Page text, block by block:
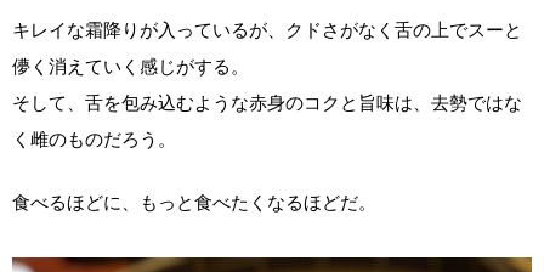
キレイな霜降りが入っているが、クドさがなく舌の上でスーと
儚く消えていく感じがする。
そして、舌を包み込むような赤身のコクと旨味は、去勢ではな
く雌のものだろう。
食べるほどに、もっと食べたくなるほどだ。